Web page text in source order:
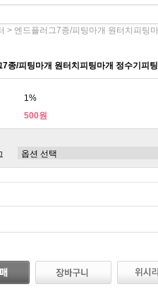
> 엔드플러그7종/피팅마개 원터치피팅
7종/피팅마개 원터치피팅마개 정수기피
1%
500원